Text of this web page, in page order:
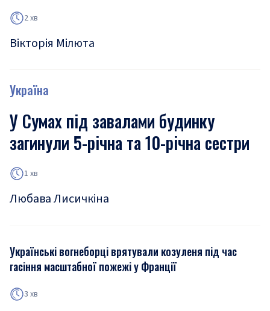
2 хв
Вікторія Мілюта
Україна
У Сумах під завалами будинку
загинули 5-річна та 10-річна сестри
1 хв
Любава Лисичкіна
Українські вогнеборці врятували козуленя під час
гасіння масштабної пожежі у Франції
3 хв